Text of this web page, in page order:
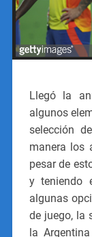
Llegó la
algunos
selección
manera los
pesar de
y teniendo
algunas
de juego, la
la